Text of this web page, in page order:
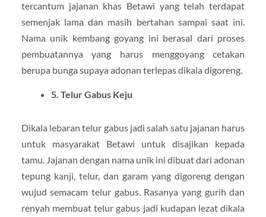
tercantum jajanan khas Betawi yang telah terdapat
semenjak lama dan masih bertahan sampai saat ini.
Nama unik kembang goyang ini berasal dari proses
pembuatannya yang harus menggoyang cetakan
berupa bunga supaya adonan terlepas dikala digoreng.
5. Telur Gabus Keju
Dikala lebaran telur gabus jadi salah satu jajanan harus
untuk masyarakat Betawi untuk disajikan kepada
tamu. Jajanan dengan nama unik ini dibuat dari adonan
tepung kanji, telur, dan garam yang digoreng dengan
wujud semacam telur gabus. Rasanya yang gurih dan
renyah membuat telur gabus jadi kudapan lezat dikala